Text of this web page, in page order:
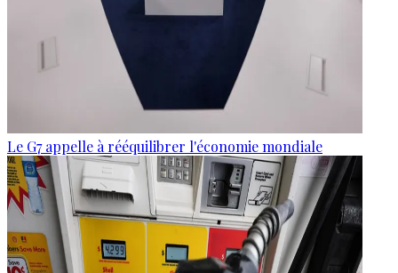
Le G7 appelle à rééquilibrer l'économie mondiale